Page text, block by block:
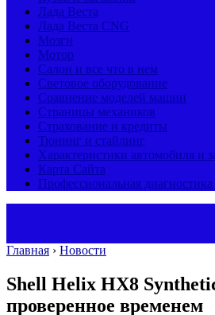
Лада Веста
Лада Веста CNG
Мозги
Мотор
Салон и все что в нем
Световое оборудование
Сравнение моделей машин
Страницы механиков
Страхование и кредиты
Тюнинг и стайлинг
Характеристики автомобиля и
Карта Сайта
Профессиональная
Главная › Новости
Shell Helix HX8
проверенное временем